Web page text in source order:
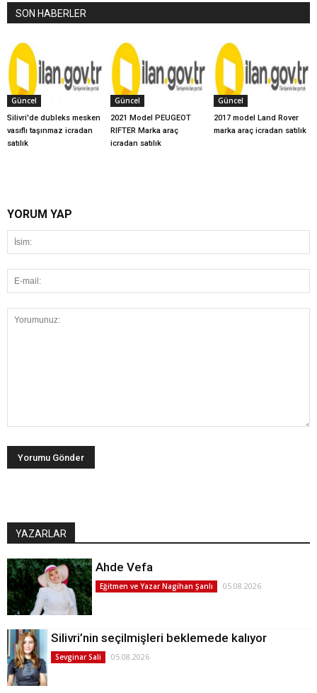
SON HABERLER
Güncel
Silivri'de dubleks mesken
vasıflı taşınmaz icradan
satılık
Güncel
2021 Model PEUGEOT
RIFTER Marka araç
icradan satılık
Güncel
2017 model Land Rover
marka araç icradan satılık
YORUM YAP
YAZARLAR
Ahde Vefa
Eğitmen ve Yazar Nagihan Şanlı 05.08.2026
Silivri’nin seçilmişleri beklemede kalıyor
Sevginar Sali 05.08.2026